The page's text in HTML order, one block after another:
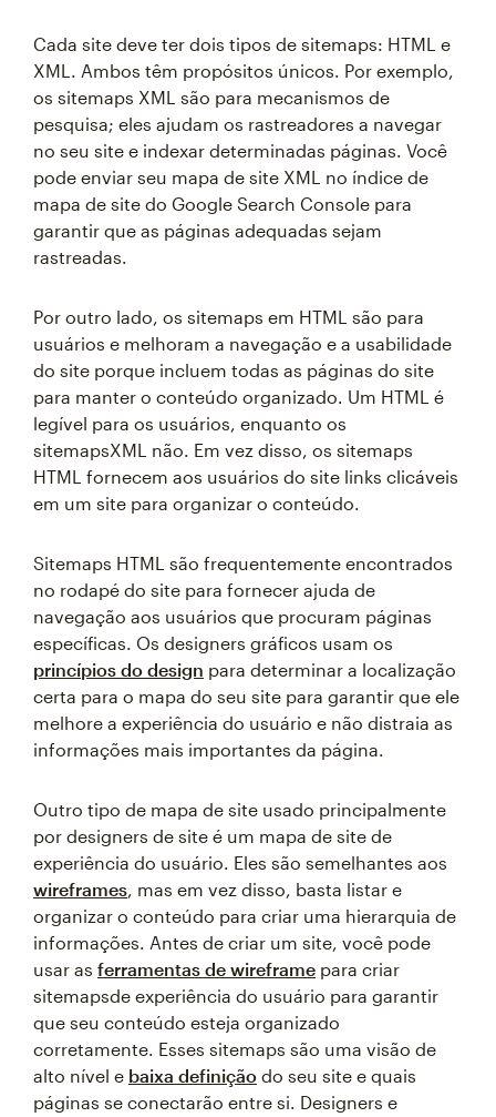
Cada site deve ter dois tipos de sitemaps: HTML e
XML. Ambos têm propósitos únicos. Por exemplo,
os sitemaps XML são para mecanismos de
pesquisa; eles ajudam os rastreadores a navegar
no seu site e indexar determinadas páginas. Você
pode enviar seu mapa de site XML no índice de
mapa de site do Google Search Console para
garantir que as páginas adequadas sejam
rastreadas.
Por outro lado, os sitemaps em HTML são para
usuários e melhoram a navegação e a usabilidade
do site porque incluem todas as páginas do site
para manter o conteúdo organizado. Um HTML é
legível para os usuários, enquanto os
sitemapsXML não. Em vez disso, os sitemaps
HTML fornecem aos usuários do site links clicáveis
em um site para organizar o conteúdo.
Sitemaps HTML são frequentemente encontrados
no rodapé do site para fornecer ajuda de
navegação aos usuários que procuram páginas
específicas. Os designers gráficos usam os
princípios do design para determinar a localização
certa para o mapa do seu site para garantir que ele
melhore a experiência do usuário e não distraia as
informações mais importantes da página.
Outro tipo de mapa de site usado principalmente
por designers de site é um mapa de site de
experiência do usuário. Eles são semelhantes aos
wireframes, mas em vez disso, basta listar e
organizar o conteúdo para criar uma hierarquia de
informações. Antes de criar um site, você pode
usar as ferramentas de wireframe para criar
sitemapsde experiência do usuário para garantir
que seu conteúdo esteja organizado
corretamente. Esses sitemaps são uma visão de
alto nível e baixa definição do seu site e quais
páginas se conectarão entre si. Designers e